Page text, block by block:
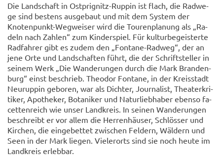
Die Land­schaft in Ostprignitz-​Ruppin ist flach, die Rad­we­
ge sind bes­tens aus­ge­baut und mit dem Sys­tem der
Knotenpunkt-​Wegweiser wird die Tou­ren­pla­nung als „Ra­
deln nach Zah­len“ zum Kin­der­spiel. Für kul­tur­be­geis­ter­te
Rad­fah­rer gibt es zudem den „Fontane-​Radweg“, der an
jene Orte und Land­schaf­ten führt, die der Schrift­stel­ler in
sei­nem Werk „Die Wan­de­run­gen durch die Mark Bran­den­
burg“ einst be­schrieb. Theo­dor Fon­ta­ne, in der Kreis­stadt
Neu­rup­pin ge­bo­ren, war als Dich­ter, Jour­na­list, Thea­ter­kri­
ti­ker, Apo­the­ker, Bo­ta­ni­ker und Na­tur­lieb­ha­ber eben­so fa­
cet­ten­reich wie unser Land­kreis. In sei­nen Wan­de­run­gen
be­schreibt er vor allem die Her­ren­häu­ser, Schlös­ser und
Kir­chen, die ein­ge­bet­tet zwi­schen Fel­dern, Wäl­dern und
Seen in der Mark lie­gen. Vie­ler­orts sind sie noch heute im
Land­kreis er­leb­bar.